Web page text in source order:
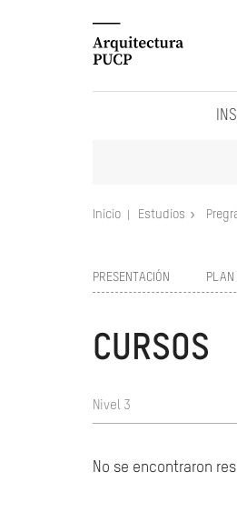
Inicio Estudios
PRESENTACIÓN PLAN
CURSOS
Nivel 3
No se encontraron